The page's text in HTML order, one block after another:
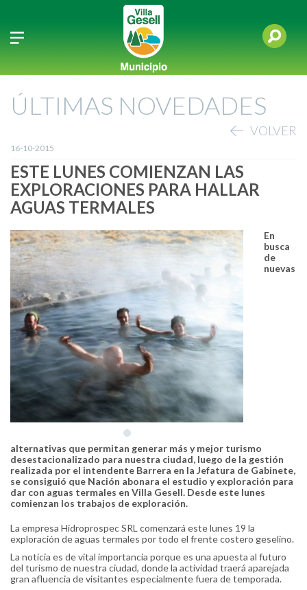
ÚLTIMAS NOVEDADES
VOLVER
16-10-2015
ESTE LUNES COMIENZAN LAS
EXPLORACIONES PARA HALLAR
AGUAS TERMALES
En
busca
de
nuevas
alternativas que permitan generar más y mejor turismo
desestacionalizado para nuestra ciudad, luego de la gestión
realizada por el intendente Barrera en la Jefatura de Gabinete,
se consiguió que Nación abonara el estudio y exploración para
dar con aguas termales en Villa Gesell. Desde este lunes
comienzan los trabajos de exploración.
La empresa Hidroprospec SRL comenzará este lunes 19 la
exploración de aguas termales por todo el frente costero geselino.
La noticia es de vital importancia porque es una apuesta al futuro
del turismo de nuestra ciudad, donde la actividad traerá aparejada
gran afluencia de visitantes especialmente fuera de temporada.